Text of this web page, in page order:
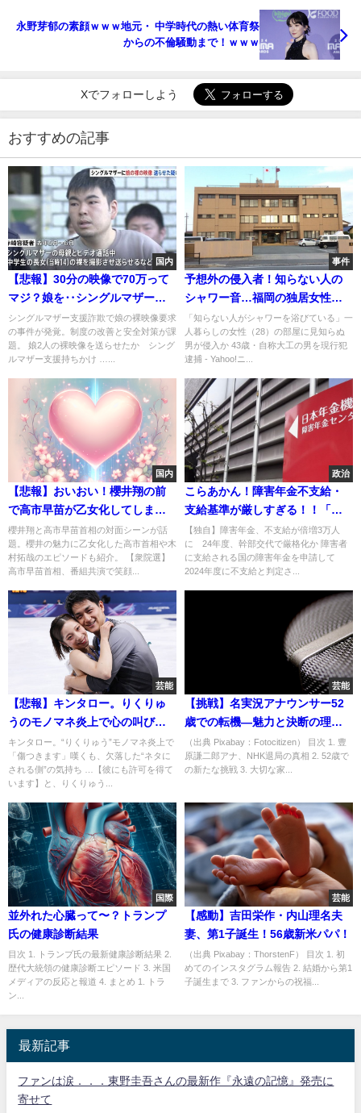
永野芽郁の素顔ｗｗｗ地元・ 中学時代の熱い体育祭
からの不倫騒動まで！ｗｗｗ
Xでフォローしよう
おすすめの記事
国内
【悲報】30分の映像で70万って
マジ？娘を‥シングルマザー経
済支援ってあかんｗｗ
シングルマザー支援詐欺で娘の裸映像要求
の事件が発覚。制度の改善と安全対策が課
題。 娘2人の裸映像を送らせたか シング
ルマザー支援持ちかけ …...
事件
予想外の侵入者！知らない人の
シャワー音…福岡の独居女性が
直面した衝撃の瞬間
「知らない人がシャワーを浴びている」一
人暮らしの女性（28）の部屋に見知らぬ
男が侵入か 43歳・自称大工の男を現行犯
逮捕 - Yahoo!ニ...
国内
【悲報】おいおい！櫻井翔の前
で高市早苗が乙女化してしまっ
た件ｗｗ
櫻井翔と高市早苗首相の対面シーンが話
題。櫻井の魅力に乙女化した高市首相や木
村拓哉のエピソードも紹介。 【衆院選】
高市早苗首相、番組共演で笑顔...
政治
こらあかん！障害年金不支給・
支給基準が厳しすぎる！！「本
当に必要な人が受給できない状
況って？」3万人が涙目．．．
【独自】障害年金、不支給が倍増3万人
に 24年度、幹部交代で厳格化か 障害者
に支給される国の障害年金を申請して
2024年度に不支給と判定さ...
芸能
【悲報】キンタロー。りくりゅ
うのモノマネ炎上で心の叫び
「傷つきます」ｗｗｗ
キンタロー。“りくりゅう”モノマネ炎上で
「傷つきます」嘆くも、欠落した“ネタに
される側”の気持ち …【彼にも許可を得て
います】と、りくりゅう...
芸能
【挑戦】名実況アナウンサー52
歳での転機—魅力と決断の理由
に迫る
（出典 Pixabay：Fotocitizen） 目次 1. 豊
原謙二郎アナ、NHK退局の真相 2. 52歳で
の新たな挑戦 3. 大切な家...
国際
並外れた心臓って〜？トランプ
氏の健康診断結果
目次 1. トランプ氏の最新健康診断結果 2.
歴代大統領の健康診断エピソード 3. 米国
メディアの反応と報道 4. まとめ 1. トラ
ン...
芸能
【感動】吉田栄作・内山理名夫
妻、第1子誕生！56歳新米パパ！
（出典 Pixabay：ThorstenF） 目次 1. 初
めてのインスタグラム報告 2. 結婚から第1
子誕生まで 3. ファンからの祝福...
最新記事
ファンは涙．．．東野圭吾さんの最新作『永遠の記憶』発売に
寄せて